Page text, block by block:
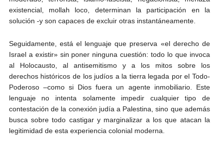
existencial, mollah loco, determinan la participación en la
solución -y son capaces de excluir otras instantáneamente.
Seguidamente, está el lenguaje que preserva «el derecho de
Israel a existir» sin poner ninguna cuestión: todo lo que invoca
al Holocausto, al antisemitismo y a los mitos sobre los
derechos históricos de los judíos a la tierra legada por el Todo-
Poderoso –como si Dios fuera un agente inmobiliario. Este
lenguaje no intenta solamente impedir cualquier tipo de
contestación de la conexión judía a Palestina, sino que además
busca sobre todo castigar y marginalizar a los que atacan la
legitimidad de esta experiencia colonial moderna.